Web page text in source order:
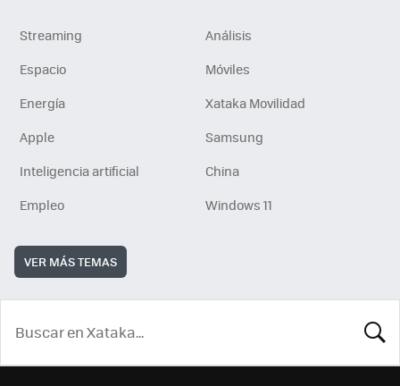
Streaming
Análisis
Espacio
Móviles
Energía
Xataka Movilidad
Apple
Samsung
Inteligencia artificial
China
Empleo
Windows 11
VER MÁS TEMAS